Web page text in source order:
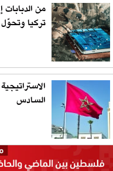
من الدبابات
تركيا
السادس